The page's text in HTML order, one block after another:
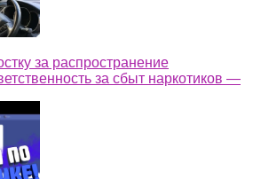
за распространение
за сбыт наркотиков —